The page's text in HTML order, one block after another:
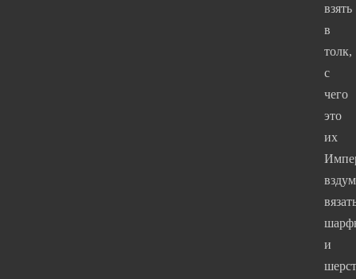
взять
в
толк,
с
чего
это
их
и